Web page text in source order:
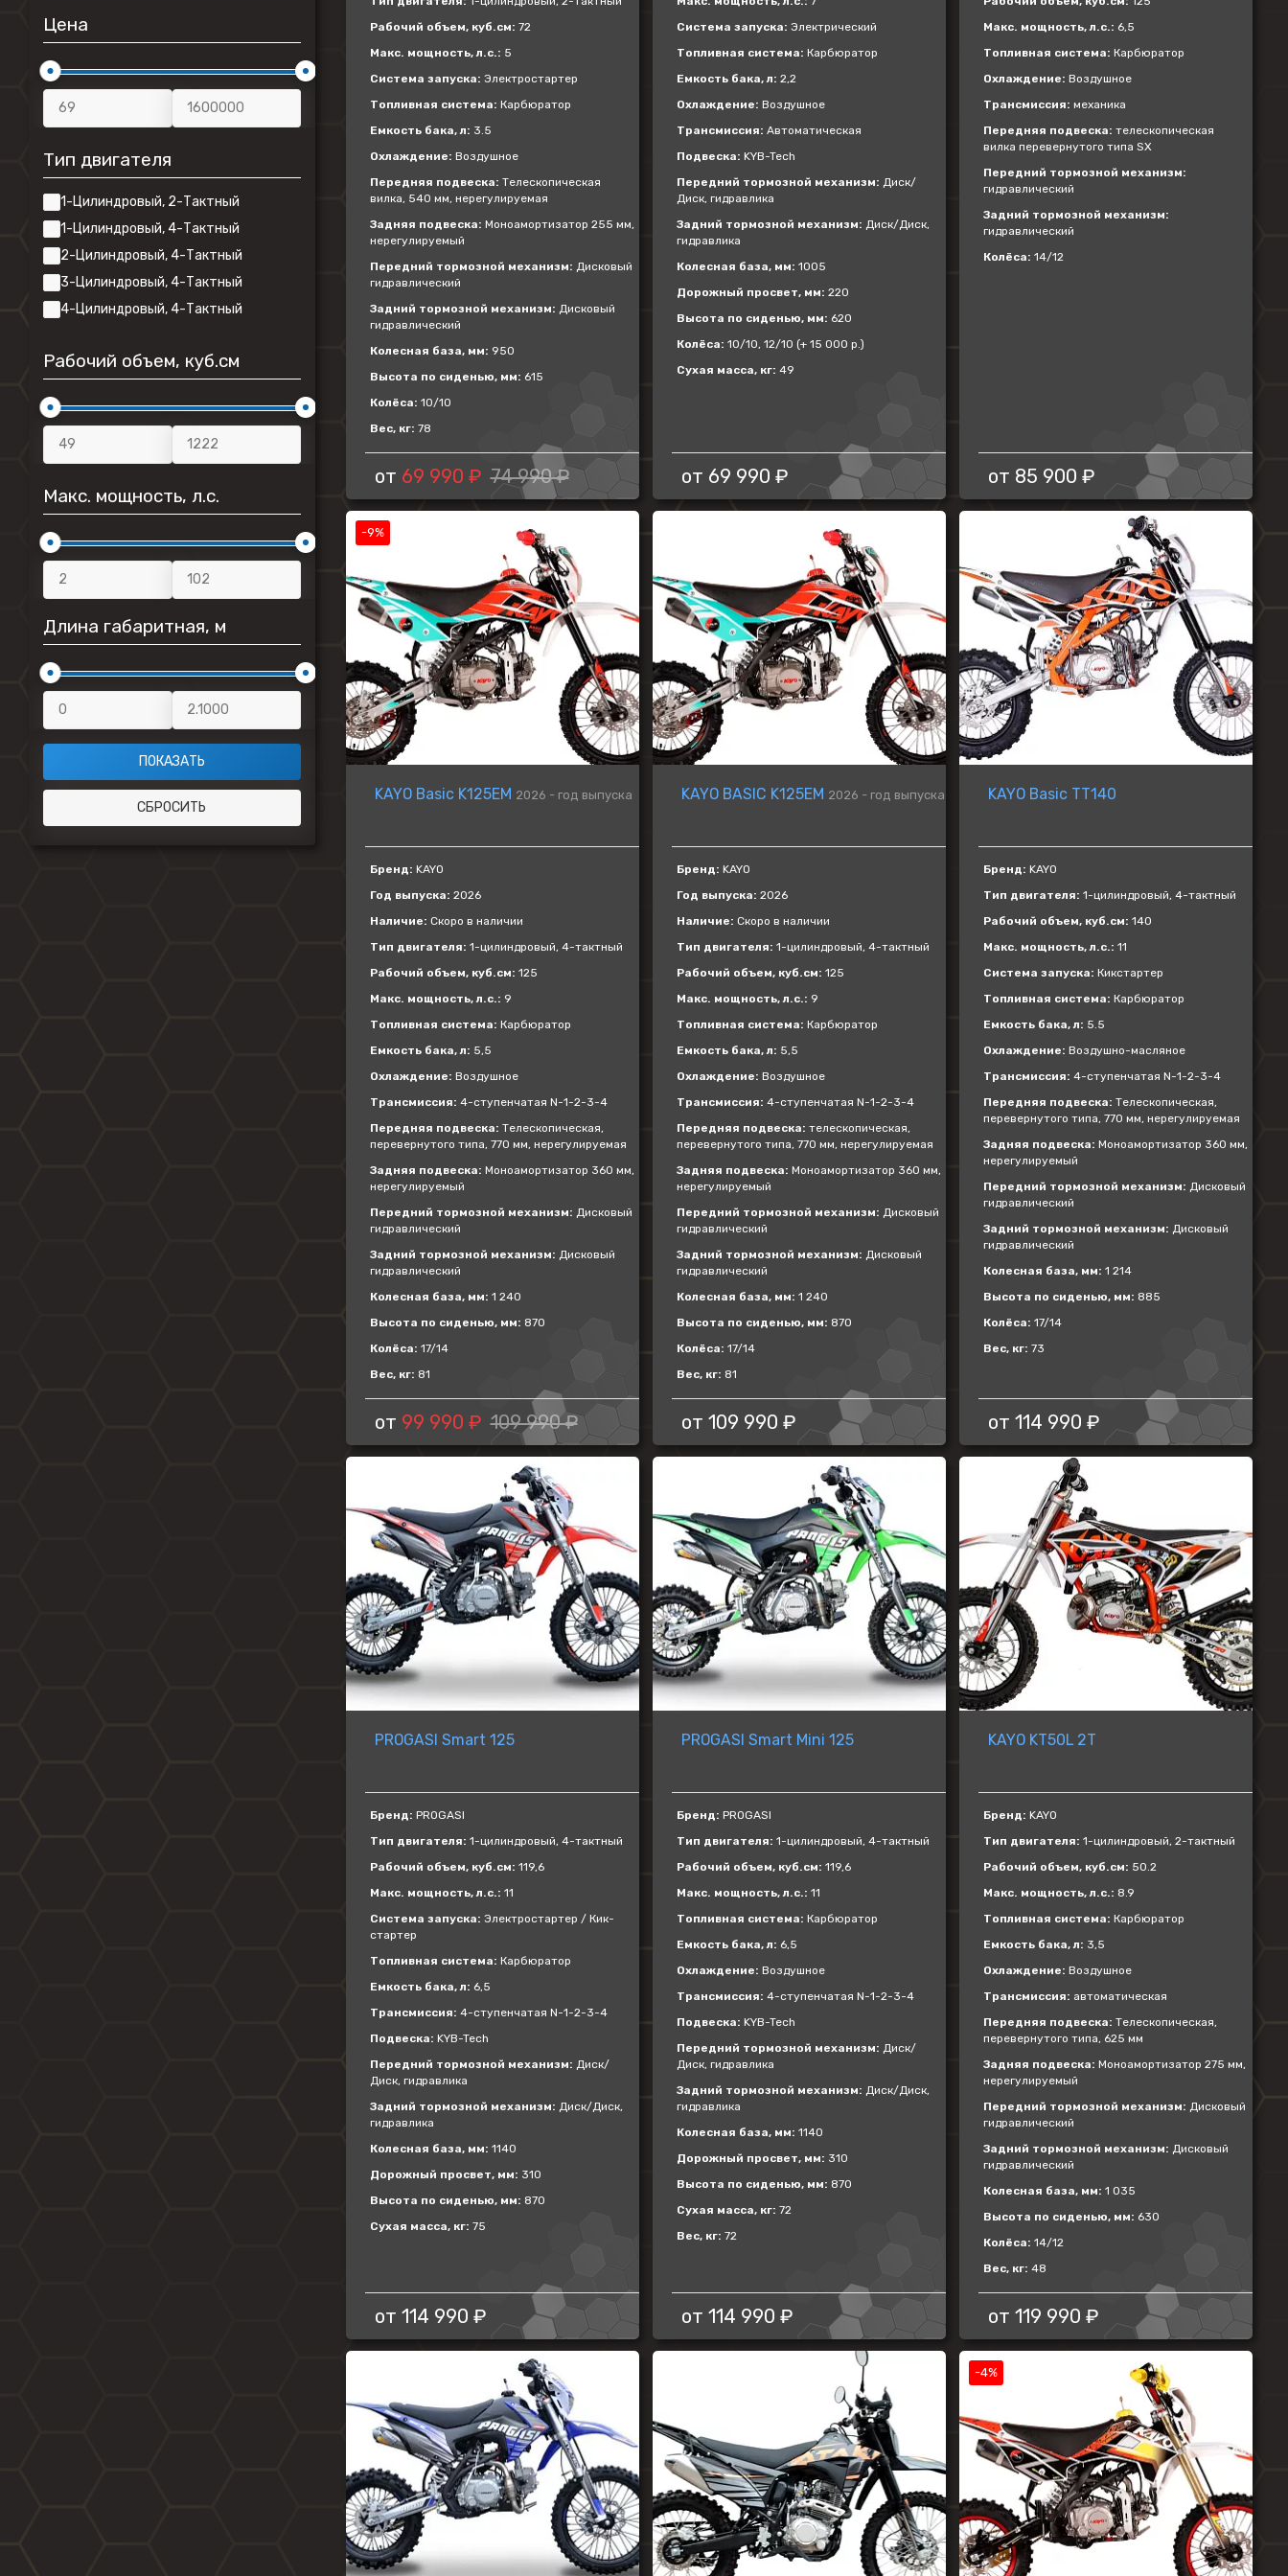
Цена
Тип двигателя
1-Цилиндровый, 2-Тактный
1-Цилиндровый, 4-Тактный
2-Цилиндровый, 4-Тактный
3-Цилиндровый, 4-Тактный
4-Цилиндровый, 4-Тактный
Рабочий объем, куб.см
Макс. мощность, л.с.
Длина габаритная, м
Рабочий объем, куб.см: 72
Макс. мощность, л.с.: 5
Система запуска: Электростартер
Топливная система: Карбюратор
Емкость бака, л: 3.5
Охлаждение: Воздушное
Передняя подвеска: Телескопическая
вилка, 540 мм, нерегулируемая
Задняя подвеска: Моноамортизатор 255 мм,
нерегулируемый
Передний тормозной механизм: Дисковый
гидравлический
Задний тормозной механизм: Дисковый
гидравлический
Колесная база, мм: 950
Высота по сиденью, мм: 615
Колёса: 10/10
Вес, кг: 78
от 69 990 ₽ 74 990 ₽
Система запуска: Электрический
Топливная система: Карбюратор
Емкость бака, л: 2,2
Охлаждение: Воздушное
Трансмиссия: Автоматическая
Подвеска: KYB-Tech
Передний тормозной механизм: Диск/
Диск, гидравлика
Задний тормозной механизм: Диск/Диск,
гидравлика
Колесная база, мм: 1005
Дорожный просвет, мм: 220
Высота по сиденью, мм: 620
Колёса: 10/10, 12/10 (+ 15 000 р.)
Сухая масса, кг: 49
от 69 990 ₽
Макс. мощность, л.с.: 6,5
Топливная система: Карбюратор
Охлаждение: Воздушное
Трансмиссия: механика
Передняя подвеска: телескопическая
вилка перевернутого типа SX
Передний тормозной механизм:
гидравлический
Задний тормозной механизм:
гидравлический
Колёса: 14/12
от 85 900 ₽
-9%
KAYO Basic K125EM 2026 - год выпуска
Бренд: KAYO
Год выпуска: 2026
Наличие: Скоро в наличии
Тип двигателя: 1-цилиндровый, 4-тактный
Рабочий объем, куб.см: 125
Макс. мощность, л.с.: 9
Топливная система: Карбюратор
Емкость бака, л: 5,5
Охлаждение: Воздушное
Трансмиссия: 4-ступенчатая N-1-2-3-4
Передняя подвеска: Телескопическая,
перевернутого типа, 770 мм, нерегулируемая
Задняя подвеска: Моноамортизатор 360 мм,
нерегулируемый
Передний тормозной механизм: Дисковый
гидравлический
Задний тормозной механизм: Дисковый
гидравлический
Колесная база, мм: 1 240
Высота по сиденью, мм: 870
Колёса: 17/14
Вес, кг: 81
от 99 990 ₽ 109 990 ₽
KAYO BASIC K125EM 2026 - год выпуска
Бренд: KAYO
Год выпуска: 2026
Наличие: Скоро в наличии
Тип двигателя: 1-цилиндровый, 4-тактный
Рабочий объем, куб.см: 125
Макс. мощность, л.с.: 9
Топливная система: Карбюратор
Емкость бака, л: 5,5
Охлаждение: Воздушное
Трансмиссия: 4-ступенчатая N-1-2-3-4
Передняя подвеска: телескопическая,
перевернутого типа, 770 мм, нерегулируемая
Задняя подвеска: Моноамортизатор 360 мм,
нерегулируемый
Передний тормозной механизм: Дисковый
гидравлический
Задний тормозной механизм: Дисковый
гидравлический
Колесная база, мм: 1 240
Высота по сиденью, мм: 870
Колёса: 17/14
Вес, кг: 81
от 109 990 ₽
KAYO Basic TT140
Бренд: KAYO
Тип двигателя: 1-цилиндровый, 4-тактный
Рабочий объем, куб.см: 140
Макс. мощность, л.с.: 11
Система запуска: Кикстартер
Топливная система: Карбюратор
Емкость бака, л: 5.5
Охлаждение: Воздушно-масляное
Трансмиссия: 4-ступенчатая N-1-2-3-4
Передняя подвеска: Телескопическая,
перевернутого типа, 770 мм, нерегулируемая
Задняя подвеска: Моноамортизатор 360 мм,
нерегулируемый
Передний тормозной механизм: Дисковый
гидравлический
Задний тормозной механизм: Дисковый
гидравлический
Колесная база, мм: 1 214
Высота по сиденью, мм: 885
Колёса: 17/14
Вес, кг: 73
от 114 990 ₽
PROGASI Smart 125
Бренд: PROGASI
Тип двигателя: 1-цилиндровый, 4-тактный
Рабочий объем, куб.см: 119,6
Макс. мощность, л.с.: 11
Система запуска: Электростартер / Кик-
стартер
Топливная система: Карбюратор
Емкость бака, л: 6,5
Трансмиссия: 4-ступенчатая N-1-2-3-4
Подвеска: KYB-Tech
Передний тормозной механизм: Диск/
Диск, гидравлика
Задний тормозной механизм: Диск/Диск,
гидравлика
Колесная база, мм: 1140
Дорожный просвет, мм: 310
Высота по сиденью, мм: 870
Сухая масса, кг: 75
от 114 990 ₽
PROGASI Smart Mini 125
Бренд: PROGASI
Тип двигателя: 1-цилиндровый, 4-тактный
Рабочий объем, куб.см: 119,6
Макс. мощность, л.с.: 11
Топливная система: Карбюратор
Емкость бака, л: 6,5
Охлаждение: Воздушное
Трансмиссия: 4-ступенчатая N-1-2-3-4
Подвеска: KYB-Tech
Передний тормозной механизм: Диск/
Диск, гидравлика
Задний тормозной механизм: Диск/Диск,
гидравлика
Колесная база, мм: 1140
Дорожный просвет, мм: 310
Высота по сиденью, мм: 870
Сухая масса, кг: 72
Вес, кг: 72
от 114 990 ₽
KAYO KT50L 2T
Бренд: KAYO
Тип двигателя: 1-цилиндровый, 2-тактный
Рабочий объем, куб.см: 50.2
Макс. мощность, л.с.: 8.9
Топливная система: Карбюратор
Емкость бака, л: 3,5
Охлаждение: Воздушное
Трансмиссия: автоматическая
Передняя подвеска: Телескопическая,
перевернутого типа, 625 мм
Задняя подвеска: Моноамортизатор 275 мм,
нерегулируемый
Передний тормозной механизм: Дисковый
гидравлический
Задний тормозной механизм: Дисковый
гидравлический
Колесная база, мм: 1 035
Высота по сиденью, мм: 630
Колёса: 14/12
Вес, кг: 48
от 119 990 ₽
-4%